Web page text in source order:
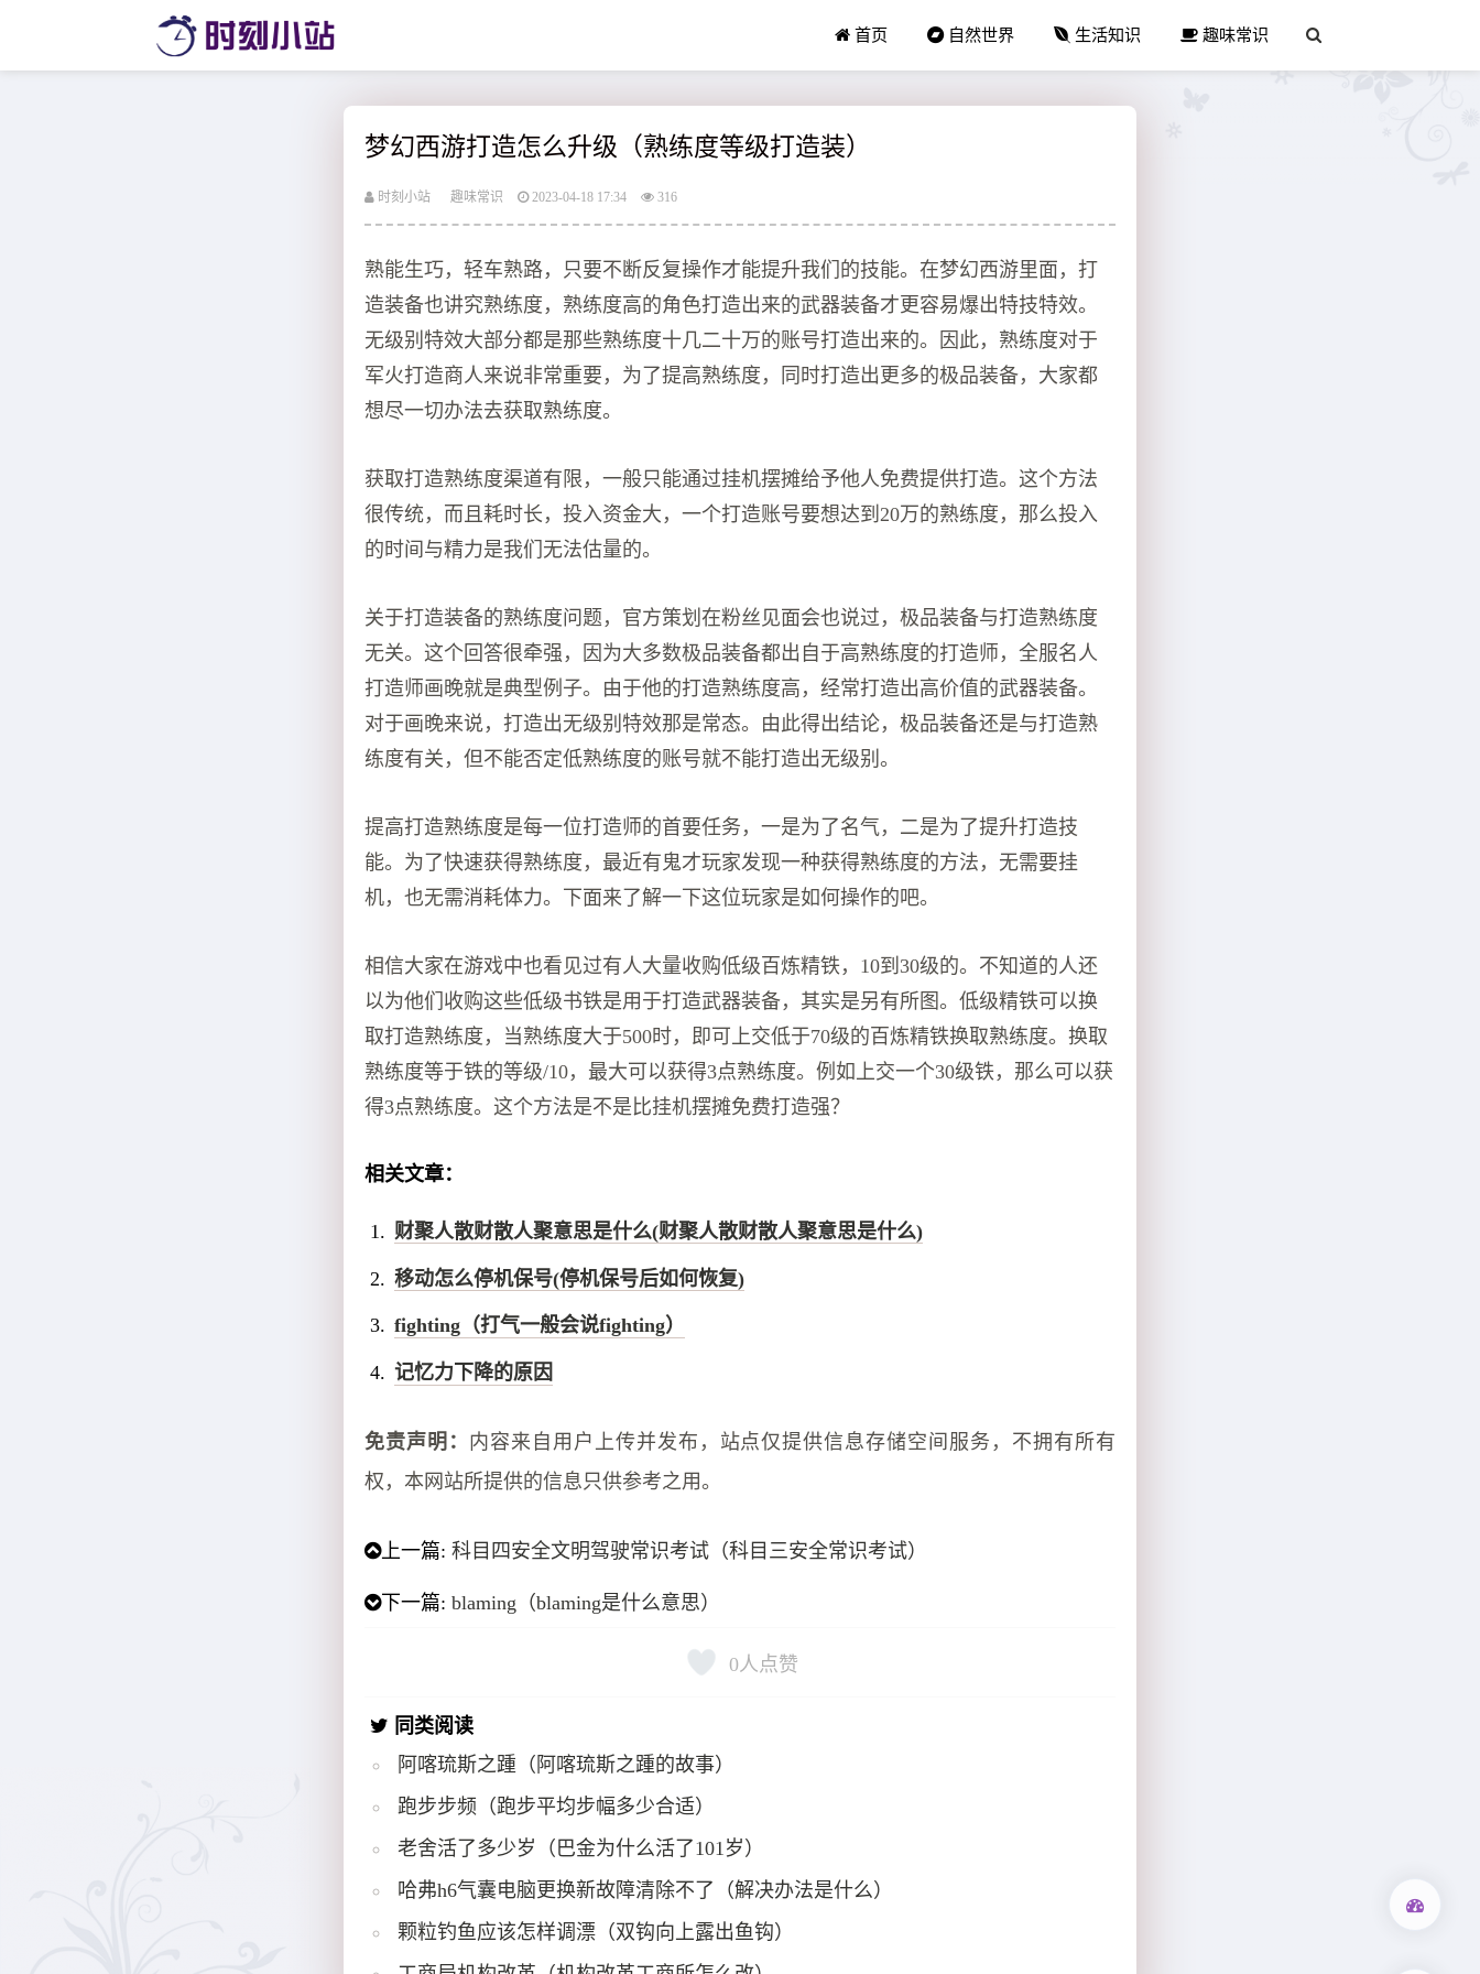
首页 自然世界 生活知识 趣味常识
梦幻西游打造怎么升级（熟练度等级打造装）
时刻小站 趣味常识 2023-04-18 17:34 316
熟能生巧，轻车熟路，只要不断反复操作才能提升我们的技能。在梦幻西游里面，打
造装备也讲究熟练度，熟练度高的角色打造出来的武器装备才更容易爆出特技特效。
无级别特效大部分都是那些熟练度十几二十万的账号打造出来的。因此，熟练度对于
军火打造商人来说非常重要，为了提高熟练度，同时打造出更多的极品装备，大家都
想尽一切办法去获取熟练度。
获取打造熟练度渠道有限，一般只能通过挂机摆摊给予他人免费提供打造。这个方法
很传统，而且耗时长，投入资金大，一个打造账号要想达到20万的熟练度，那么投入
的时间与精力是我们无法估量的。
关于打造装备的熟练度问题，官方策划在粉丝见面会也说过，极品装备与打造熟练度
无关。这个回答很牵强，因为大多数极品装备都出自于高熟练度的打造师，全服名人
打造师画晚就是典型例子。由于他的打造熟练度高，经常打造出高价值的武器装备。
对于画晚来说，打造出无级别特效那是常态。由此得出结论，极品装备还是与打造熟
练度有关，但不能否定低熟练度的账号就不能打造出无级别。
提高打造熟练度是每一位打造师的首要任务，一是为了名气，二是为了提升打造技
能。为了快速获得熟练度，最近有鬼才玩家发现一种获得熟练度的方法，无需要挂
机，也无需消耗体力。下面来了解一下这位玩家是如何操作的吧。
相信大家在游戏中也看见过有人大量收购低级百炼精铁，10到30级的。不知道的人还
以为他们收购这些低级书铁是用于打造武器装备，其实是另有所图。低级精铁可以换
取打造熟练度，当熟练度大于500时，即可上交低于70级的百炼精铁换取熟练度。换取
熟练度等于铁的等级/10，最大可以获得3点熟练度。例如上交一个30级铁，那么可以获
得3点熟练度。这个方法是不是比挂机摆摊免费打造强？
相关文章：
财聚人散财散人聚意思是什么(财聚人散财散人聚意思是什么)
移动怎么停机保号(停机保号后如何恢复)
fighting（打气一般会说fighting）
记忆力下降的原因
免责声明： 内容来自用户上传并发布，站点仅提供信息存储空间服务，不拥有所有
权，本网站所提供的信息只供参考之用。
上一篇:科目四安全文明驾驶常识考试（科目三安全常识考试）
下一篇:blaming（blaming是什么意思）
0人点赞
同类阅读
阿喀琉斯之踵（阿喀琉斯之踵的故事）
跑步步频（跑步平均步幅多少合适）
老舍活了多少岁（巴金为什么活了101岁）
哈弗h6气囊电脑更换新故障清除不了（解决办法是什么）
颗粒钓鱼应该怎样调漂（双钩向上露出鱼钩）